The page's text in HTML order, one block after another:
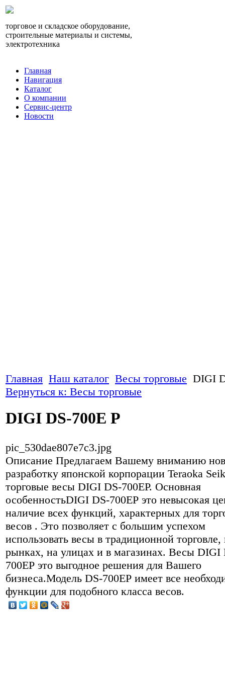
торговое и складское оборудование,
строительные материалы и системы,
электротехника
Главная
Навигация
Каталог
О компании
Сервис-центр
Новости
Главная Наш каталог Весы торговые DIGI
Вернуться к: Весы торговые
DIGI DS-700E P
pic_530dae807e7c3.jpg
Описание Предлагаем Вашему вниманию
разработку японской корпорации Teraoka
торговые весы DIGI DS-700EР. Основная
особенностьDIGI DS-700EР это невысокая
наличие всех функций, характерных для
весов . Это позволяет с большим успехом
использовать весы в традиционной торговле,
рынках, на улицах и в магазинах. Весы DIGI
700EР это выгодное решения для Вашего
бизнеса.Модель DS-700EР имеет все
функции для подобного класса весов.